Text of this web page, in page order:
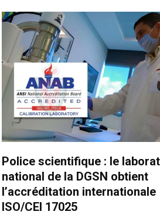
Police scientifique : le
national de la DGSN obtient
l’accréditation internationale
ISO/CEI 17025